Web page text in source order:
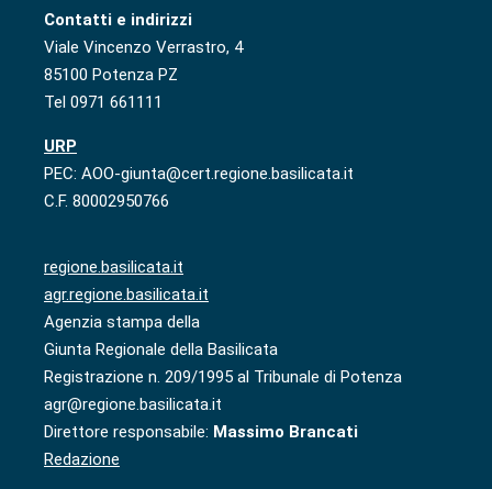
Contatti e indirizzi
Viale Vincenzo Verrastro, 4
85100 Potenza PZ
Tel 0971 661111
URP
PEC: AOO-giunta@cert.regione.basilicata.it
C.F. 80002950766
regione.basilicata.it
agr.regione.basilicata.it
Agenzia stampa della
Giunta Regionale della Basilicata
Registrazione n. 209/1995 al Tribunale di Potenza
agr@regione.basilicata.it
Direttore responsabile: Massimo Brancati
Redazione